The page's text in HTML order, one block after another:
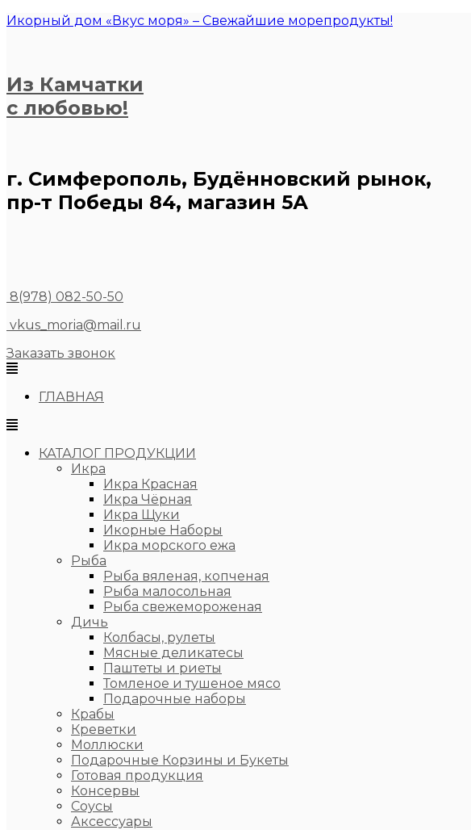
Икорный дом «Вкус моря» – Свежайшие морепродукты!
Из Камчатки
с любовью!
г. Симферополь, Будённовский рынок,
пр-т Победы 84, магазин 5А
8(978) 082-50-50
vkus_moria@mail.ru
Заказать звонок
ГЛАВНАЯ
КАТАЛОГ ПРОДУКЦИИ
Икра
Икра Красная
Икра Чёрная
Икра Щуки
Икорные Наборы
Икра морского ежа
Рыба
Рыба вяленая, копченая
Рыба малосольная
Рыба свежемороженая
Дичь
Колбасы, рулеты
Мясные деликатесы
Паштеты и риеты
Томленое и тушеное мясо
Подарочные наборы
Крабы
Креветки
Моллюски
Подарочные Корзины и Букеты
Готовая продукция
Консервы
Соусы
Аксессуары